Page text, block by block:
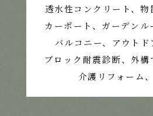
透水性コンクリート、物
カーポート、ガーデンル
バルコニー、アウトド
ブロック耐震診断、外構
介護リフォーム